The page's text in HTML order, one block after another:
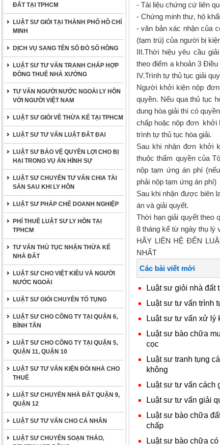
ĐẤT TẠI TPHCM
LUẬT SƯ GIỎI TẠI THÀNH PHỐ HỒ CHÍ
MINH
DỊCH VỤ SANG TÊN SỔ ĐỎ SỔ HỒNG
LUẬT SƯ TƯ VẤN TRANH CHẤP HỢP
ĐỒNG THUÊ NHÀ XƯỞNG
TƯ VẤN NGƯỜI NƯỚC NGOÀI LY HÔN
VỚI NGƯỜI VIỆT NAM
LUẬT SƯ GIỎI VỀ THỪA KẾ TẠI TPHCM
LUẬT SƯ TƯ VẤN LUẬT ĐẤT ĐAI
LUẬT SƯ BẢO VỆ QUYỀN LỢI CHO BỊ
HẠI TRONG VỤ ÁN HÌNH SỰ
LUẬT SƯ CHUYÊN TƯ VẤN CHIA TÀI
SẢN SAU KHI LY HÔN
LUẬT SƯ PHÁP CHẾ DOANH NGHIỆP
PHÍ THUÊ LUẬT SƯ LY HÔN TẠI
TPHCM
TƯ VẤN THỦ TỤC NHẬN THỪA KẾ
NHÀ ĐẤT
LUẬT SƯ CHO VIỆT KIỀU VÀ NGƯỜI
NƯỚC NGOÀI
LUẬT SƯ GIỎI CHUYÊN TỐ TỤNG
LUẬT SƯ CHO CÔNG TY TẠI QUẬN 6,
BÌNH TÂN
LUẬT SƯ CHO CÔNG TY TẠI QUẬN 5,
QUẬN 11, QUẬN 10
LUẬT SƯ TƯ VẤN KIỆN ĐÒI NHÀ CHO
THUÊ
LUẬT SƯ CHUYÊN NHÀ ĐẤT QUẬN 9,
QUẬN 12
LUẬT SƯ TƯ VẤN CHO CÁ NHÂN
LUẬT SƯ CHUYÊN SOẠN THẢO,
- Tài liệu chứng cứ liên
- Chứng minh thư, hộ
- văn bản xác nhận của
(tạm trú) của người bị
III.Thời hiệu yêu cầu
theo điểm a khoản 3
IV.Trình tự thủ tục giải
Người khởi kiện nộp
quyền. Nếu qua thủ tục
dung hòa giải thì có
chấp hoặc nộp đơn khởi
trình tự thủ tục hòa giải.
Sau khi nhận đơn khởi
thuộc thẩm quyền của
nộp tạm ứng án phí
phải nộp tạm ứng án phí)
Sau khi nhận được biên
án và giải quyết.
Thời hạn giải quyết theo
8 tháng kể từ ngày thụ lý
HÃY LIÊN HỆ ĐẾN
NHẤT
Các bài viết mới
Luật sư giỏi nhà đất
Luật sư tư vấn trình
Luật sư tư vấn xử lý
Luật sư bào chữa
cọc
Luật sư tranh tụng
không
Luật sư tư vấn cách
Luật sư tư vấn giải
Luật sư bào chữa
chấp
Luật sư bào chữa